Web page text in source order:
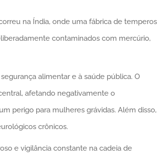
na Índia, onde uma fábrica de temperos
contaminados com mercúrio,
alimentar e à saúde pública. O
afetando negativamente o
perigo para mulheres grávidas. Além disso,
crônicos.
e vigilância constante na cadeia de